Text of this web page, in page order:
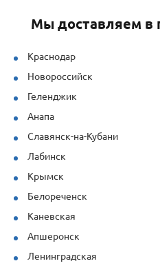
специалисты быстро
наши задачи.
Продукция (опалубка
стеновая) показала
Мы доставляем в
Краснодар
Новороссийск
Геленджик
Анапа
Славянск-на-Кубани
Лабинск
Крымск
Белореченск
Каневская
Апшеронск
Ленинградская